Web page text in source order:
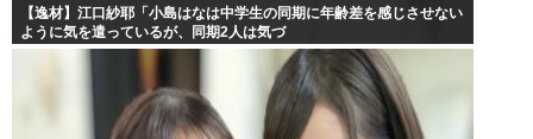
【逸材】江口紗耶「小島はなは中学生の同期に年齢差を感じさせない
ように気を遣っているが、同期2人は気づ